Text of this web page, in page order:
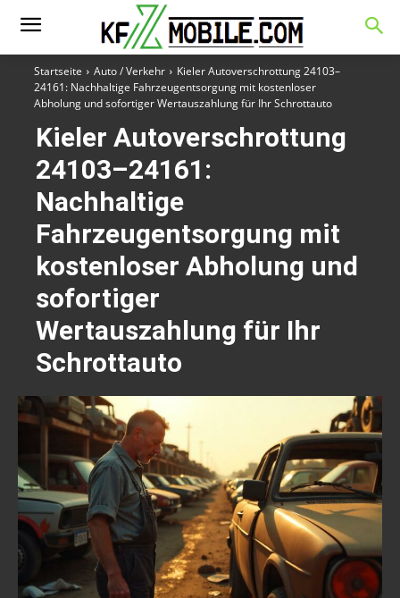
Startseite Auto / Verkehr
Kieler Autoverschrottung 24103–
24161: Nachhaltige Fahrzeugentsorgung mit kostenloser
Abholung und sofortiger Wertauszahlung für Ihr Schrottauto
Kieler Autoverschrottung
24103–24161:
Nachhaltige
Fahrzeugentsorgung mit
kostenloser Abholung und
sofortiger
Wertauszahlung für Ihr
Schrottauto